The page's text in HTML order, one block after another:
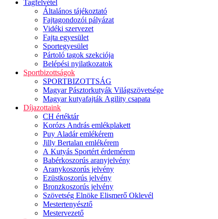
Tagfelvétel
Általános tájékoztató
Fajtagondozói pályázat
Vidéki szervezet
Fajta egyesület
Sportegyesület
Pártoló tagok szekciója
Belépési nyilatkozatok
Sportbizottságok
SPORTBIZOTTSÁG
Magyar Pásztorkutyák Világszövetsége
Magyar kutyafajták Agility csapata
Díjazottaink
CH értéktár
Korózs András emlékplakett
Puy Aladár emlékérem
Jilly Bertalan emlékérem
A Kutyás Sportért érdemérem
Babérkoszorús aranyjelvény
Aranykoszorús jelvény
Ezüstkoszorús jelvény
Bronzkoszorús jelvény
Szövetség Elnöke Elismerő Oklevél
Mestertenyésztő
Mestervezető